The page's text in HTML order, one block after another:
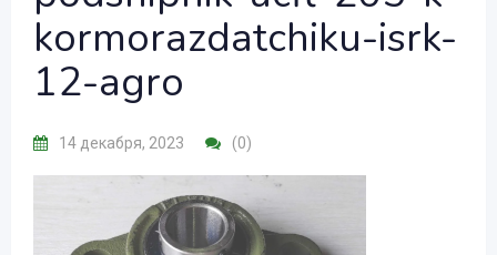
kormorazdatchiku-isrk-
12-agro
14 декабря, 2023 (0)